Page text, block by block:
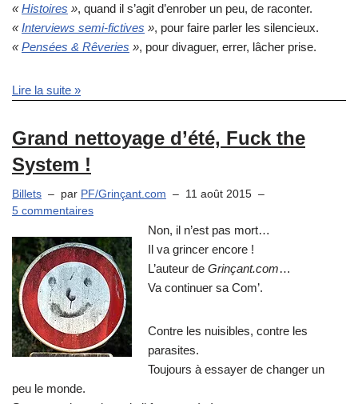
«Histoires », quand il s’agit d’enrober un peu, de raconter.
«Interviews semi-fictives », pour faire parler les silencieux.
«Pensées & Rêveries », pour divaguer, errer, lâcher prise.
Lire la suite »
Grand nettoyage d’été, Fuck the
System !
Billets par PF/Grinçant.com
11 août 2015
5 commentaires
Non, il n’est pas mort…
Il va grincer encore !
L’auteur de Grinçant.com…
Va continuer sa Com’.
Contre les nuisibles, contre les
parasites.
Toujours à essayer de changer un
peu le monde.